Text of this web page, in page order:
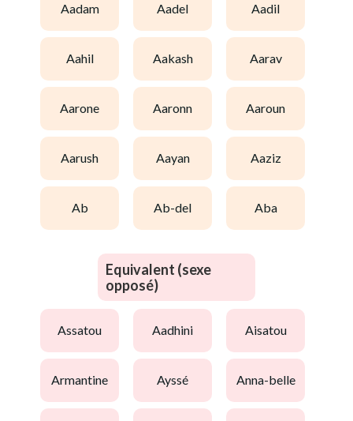
aadam aadel aadil
aahil aakash aarav
aarone aaronn aaroun
aarush aayan aaziz
ab ab-del aba
Equivalent (sexe
opposé)
assatou aadhini aisatou
armantine ayssé anna-belle